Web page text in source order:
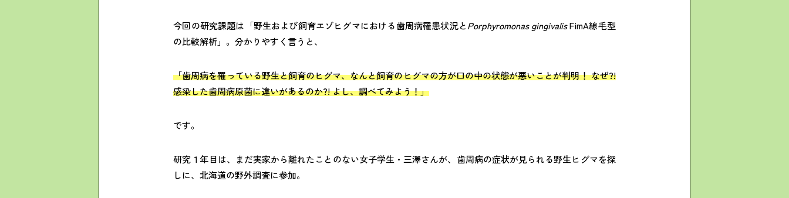
今回の研究課題は「野生および飼育エゾヒグマにおける歯周病罹患状況とPorphyromonas gingivalisFimA線毛型
の比較解析」。分かりやすく言うと、
「歯周病を罹っている野生と飼育のヒグマ、なんと飼育のヒグマの方が口の中の状態が悪いことが判明！ なぜ?!
感染した歯周病原菌に違いがあるのか?! よし、調べてみよう！」
です。
研究１年目は、まだ実家から離れたことのない女子学生・三澤さんが、歯周病の症状が見られる野生ヒグマを探
しに、北海道の野外調査に参加。